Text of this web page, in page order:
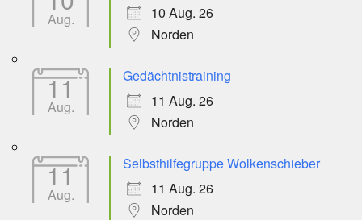
Aug.
10 Aug. 26
Norden
11
Aug.
Gedächtnistraining
11 Aug. 26
Norden
11
Aug.
Selbsthilfegruppe Wolkenschieber
11 Aug. 26
Norden